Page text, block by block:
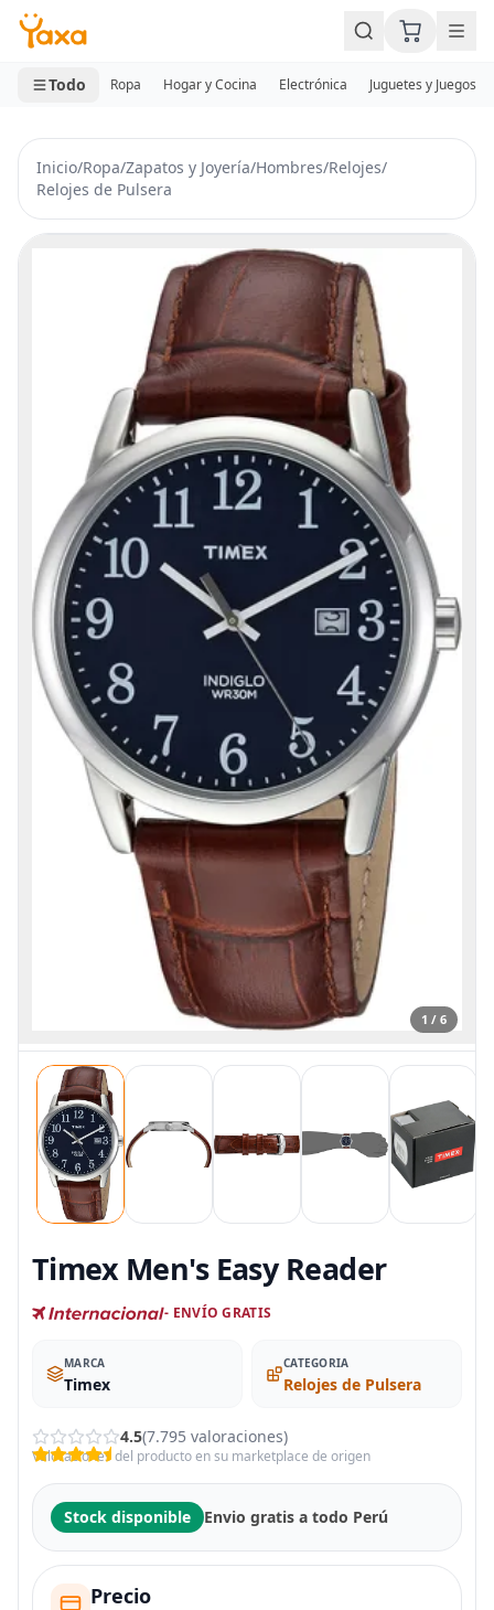
MINI CARRITO
0 productos
Todo Ropa Hogar y Cocina Electrónica Juguetes y Juegos
Inicio/Ropa/Zapatos y Joyería/Hombres/Relojes/
Relojes de Pulsera
1 / 6
Timex Men's Easy Reader
- ENVÍO GRATIS
MARCA
Timex
CATEGORIA
Relojes de Pulsera
4.5(7.795 valoraciones)
Valoraciones del producto en su marketplace de origen
Stock disponible Envio gratis a todo Perú
Precio